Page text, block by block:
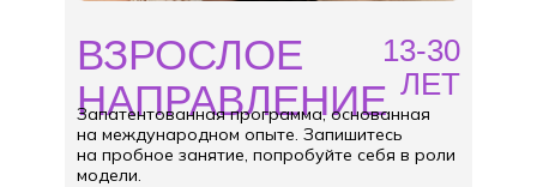
ВЗРОСЛОЕ
НАПРАВЛЕНИЕ
13-30
ЛЕТ
Запатентованная программа, основанная
на международном опыте. Запишитесь
на пробное занятие, попробуйте себя в роли
модели.